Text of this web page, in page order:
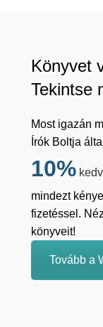
Könyvet
Tekintse
Most igazán
Írók Boltja
10%
mindezt
fizetéssel.
könyveit!
Tovább a